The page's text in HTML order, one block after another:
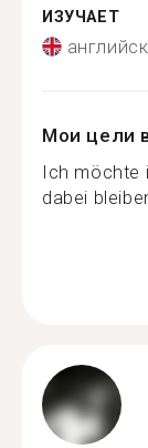
ИЗУЧАЕТ
Мои цели
Ich möchte
dabei